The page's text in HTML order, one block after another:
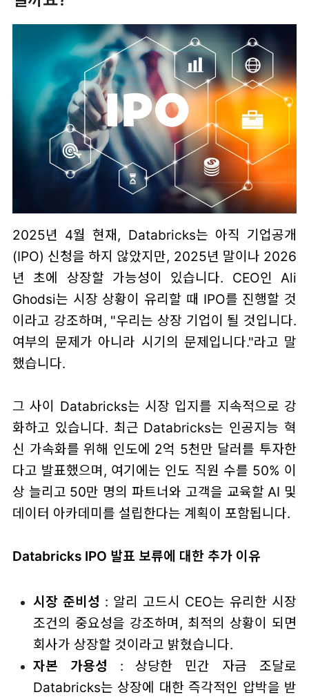
2025년 4월 현재, Databricks는 아직 기업공개
(IPO) 신청을 하지 않았지만, 2025년 말이나 2026
년 초에 상장할 가능성이 있습니다. CEO인 Ali
Ghodsi는 시장 상황이 유리할 때 IPO를 진행할 것
이라고 강조하며, "우리는 상장 기업이 될 것입니다.
여부의 문제가 아니라 시기의 문제입니다."라고 말
했습니다.
그 사이 Databricks는 시장 입지를 지속적으로 강
화하고 있습니다. 최근 Databricks는 인공지능 혁
신 가속화를 위해 인도에 2억 5천만 달러를 투자한
다고 발표했으며, 여기에는 인도 직원 수를 50% 이
상 늘리고 50만 명의 파트너와 고객을 교육할 AI 및
데이터 아카데미를 설립한다는 계획이 포함됩니다.
Databricks IPO 발표 보류에 대한 추가 이유
시장 준비성 : 알리 고드시 CEO는 유리한 시장
조건의 중요성을 강조하며, 최적의 상황이 되면
회사가 상장할 것이라고 밝혔습니다.
자본 가용성 : 상당한 민간 자금 조달로
Databricks는 상장에 대한 즉각적인 압박을 받